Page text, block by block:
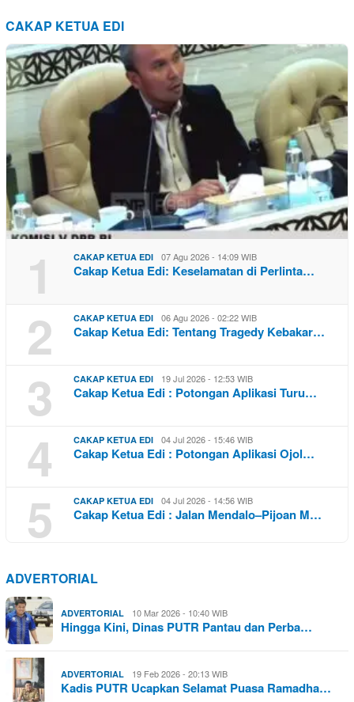
CAKAP KETUA EDI
1 CAKAP KETUA EDI 07 Agu 2026 - 14:09 WIB
Cakap Ketua Edi: Keselamatan di Perlinta…
2 CAKAP KETUA EDI 06 Agu 2026 - 02:22 WIB
Cakap Ketua Edi: Tentang Tragedy Kebakar…
3 CAKAP KETUA EDI 19 Jul 2026 - 12:53 WIB
Cakap Ketua Edi : Potongan Aplikasi Turu…
4 CAKAP KETUA EDI 04 Jul 2026 - 15:46 WIB
Cakap Ketua Edi : Potongan Aplikasi Ojol…
5 CAKAP KETUA EDI 04 Jul 2026 - 14:56 WIB
Cakap Ketua Edi : Jalan Mendalo–Pijoan M…
ADVERTORIAL
ADVERTORIAL 10 Mar 2026 - 10:40 WIB
Hingga Kini, Dinas PUTR Pantau dan Perba…
ADVERTORIAL 19 Feb 2026 - 20:13 WIB
Kadis PUTR Ucapkan Selamat Puasa Ramadha…